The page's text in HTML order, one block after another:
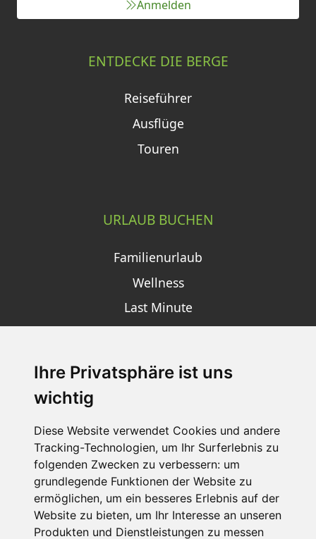
Ihre Privatsphäre ist uns
wichtig
Diese Website verwendet Cookies und andere
Tracking-Technologien, um Ihr Surferlebnis zu
folgenden Zwecken zu verbessern: um
grundlegende Funktionen der Website zu
ermöglichen, um ein besseres Erlebnis auf der
Website zu bieten, um Ihr Interesse an unseren
Produkten und Dienstleistungen zu messen
Anmelden
ENTDECKE DIE BERGE
Reiseführer
Ausflüge
Touren
URLAUB BUCHEN
Familienurlaub
Wellness
Last Minute
SCHNEEHÖHEN SKI APP
Die Schneehoehen Ski APP für iOS und Android - Ein
Muss für alle Wintersportler und Schneefreaks!